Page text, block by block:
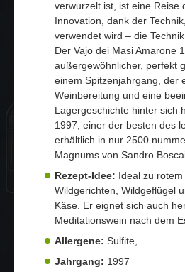
verwurzelt ist, ist eine Reise
Innovation, dank der
verwendet wird – die
Der Vajo dei Masi Amarone
außergewöhnlicher, perfekt
einem Spitzenjahrgang, der
Weinbereitung und eine
Lagergeschichte hinter sich
1997, einer der besten des
erhältlich in nur 2500
Magnums von Sandro
Rezept-Idee: Ideal zu rotem
Wildgerichten, Wildgeflügel
Käse. Er eignet sich auch
Meditationswein nach dem
Allergene: Sulfite,
Jahrgang: 1997